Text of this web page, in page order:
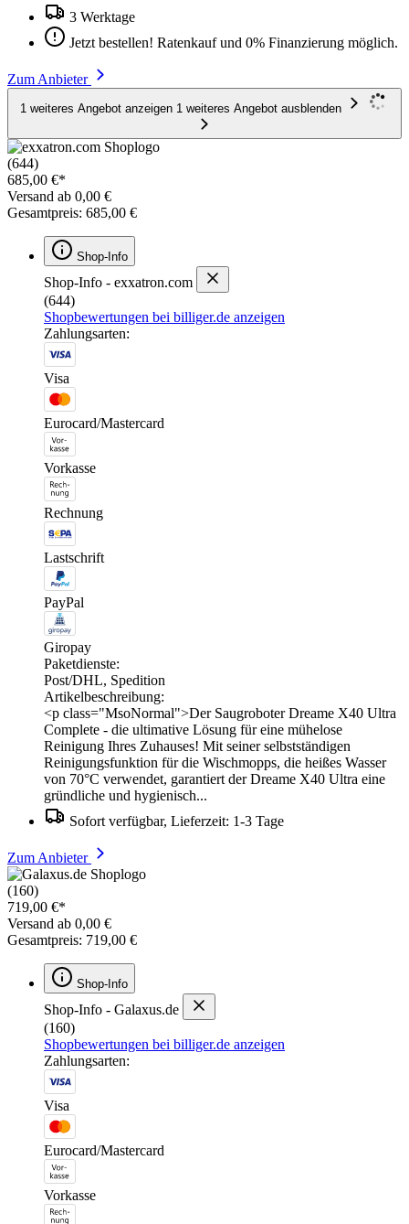
3 Werktage
Jetzt bestellen! Ratenkauf und 0% Finanzierung möglich.
Zum Anbieter
1 weiteres Angebot anzeigen 1 weiteres Angebot ausblenden
(644)
685,00 €*
Versand ab 0,00 €
Gesamtpreis: 685,00 €
Shop-Info
Shop-Info - exxatron.com
(644)
Shopbewertungen bei billiger.de anzeigen
Zahlungsarten:
Visa
Eurocard/Mastercard
Vorkasse
Rechnung
Lastschrift
PayPal
Giropay
Paketdienste:
Post/DHL, Spedition
Artikelbeschreibung:
<p class="MsoNormal">Der Saugroboter Dreame X40 Ultra
Complete - die ultimative Lösung für eine mühelose
Reinigung Ihres Zuhauses! Mit seiner selbstständigen
Reinigungsfunktion für die Wischmopps, die heißes Wasser
von 70°C verwendet, garantiert der Dreame X40 Ultra eine
gründliche und hygienisch...
Sofort verfügbar, Lieferzeit: 1-3 Tage
Zum Anbieter
(160)
719,00 €*
Versand ab 0,00 €
Gesamtpreis: 719,00 €
Shop-Info
Shop-Info - Galaxus.de
(160)
Shopbewertungen bei billiger.de anzeigen
Zahlungsarten:
Visa
Eurocard/Mastercard
Vorkasse